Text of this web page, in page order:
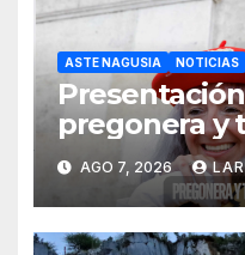
ASTE NAGUSIA NOTICIAS
pregonera y
Aste
AGO 7, 2026